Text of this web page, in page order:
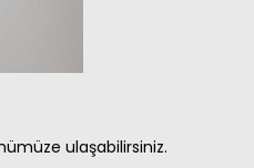
ulaşabilirsiniz.